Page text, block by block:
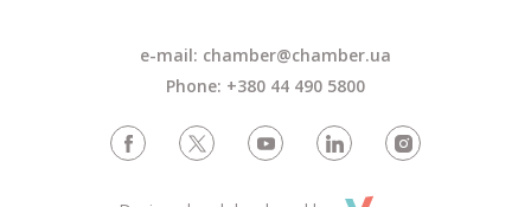
e-mail: chamber@chamber.ua
Phone: +380 44 490 5800